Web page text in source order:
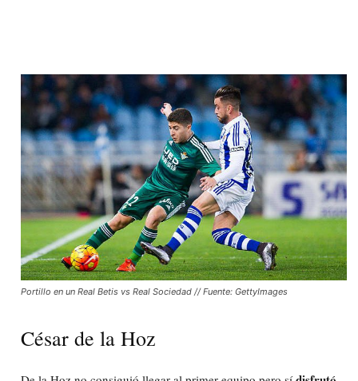
Portillo en un Real Betis vs Real Sociedad // Fuente: GettyImages
César de la Hoz